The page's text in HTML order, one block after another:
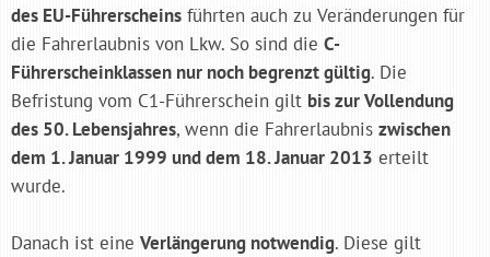
des EU-Führerscheins führten auch zu Veränderungen für
die Fahrerlaubnis von Lkw. So sind die C-
Führerscheinklassen nur noch begrenzt gültig. Die
Befristung vom C1-Führerschein gilt bis zur Vollendung
des 50. Lebensjahres, wenn die Fahrerlaubnis zwischen
dem 1. Januar 1999 und dem 18. Januar 2013 erteilt
wurde.
Danach ist eine Verlängerung notwendig. Diese gilt